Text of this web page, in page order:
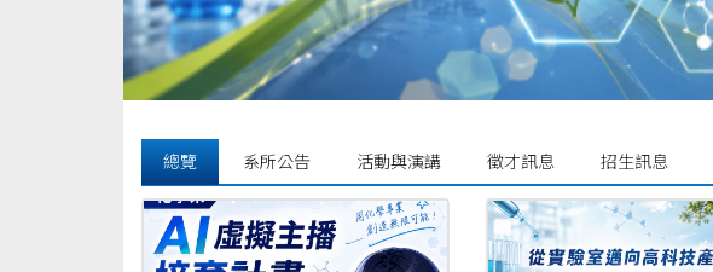
總覽 系所公告 活動與演講 徵才訊息 招生訊息